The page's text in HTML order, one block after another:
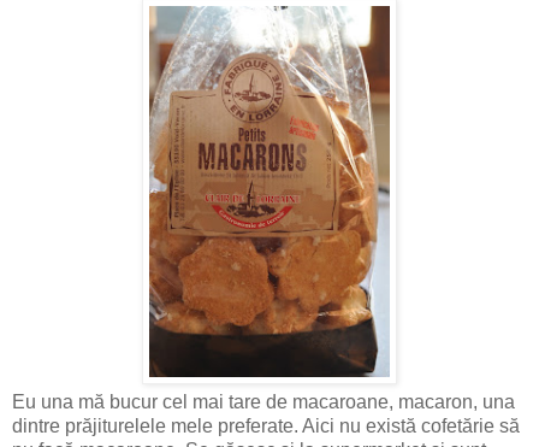
Eu una mă bucur cel mai tare de macaroane, macaron, una
dintre prăjiturelele mele preferate. Aici nu există cofetărie să